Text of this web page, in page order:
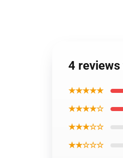
4
★★★★★
★★★★☆
★★★☆☆
★★☆☆☆